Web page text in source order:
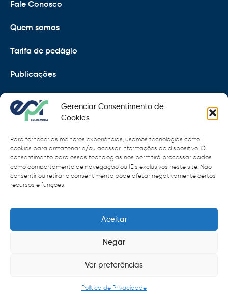
Gerenciar Consentimento de
Cookies
Para fornecer as melhores experiências, usamos tecnologias como
cookies para armazenar e/ou acessar informações do dispositivo. O
consentimento para essas tecnologias nos permitirá processar dados
como comportamento de navegação ou IDs exclusivos neste site. Não
consentir ou retirar o consentimento pode afetar negativamente certos
recursos e funções.
Aceitar
Negar
Ver preferências
Política de Privacidade
Fale Conosco
Quem somos
Tarifa de pedágio
Publicações
EPR
Copyright 2021 © 2026 Grupo EPR - Todos Os Direitos
Código de Defesa do Consumidor
Política de Cookies
Menu rápido